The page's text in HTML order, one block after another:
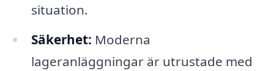
situation.
Säkerhet: Moderna
lageranläggningar är utrustade med